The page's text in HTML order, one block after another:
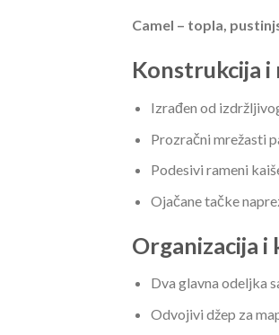
Camel – topla,
Konstrukcija
Izrađen od
Prozračni mrežasti
Podesivi rameni
Ojačane tačke
Organizacija i
Dva glavna odeljka
Odvojivi džep za